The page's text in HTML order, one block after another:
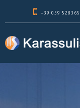
+39 059 528365